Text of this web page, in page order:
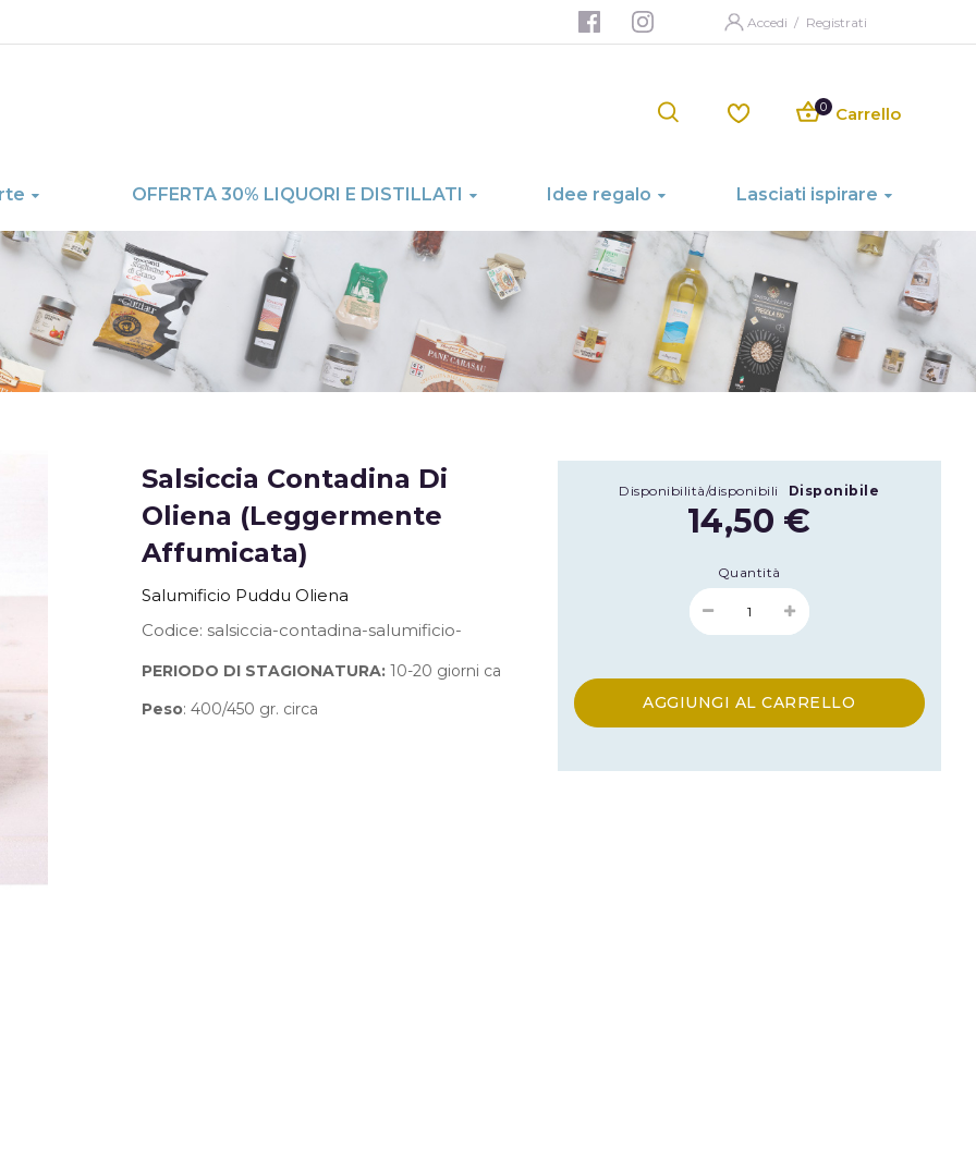
Accedi / Registrati
Carrello
OFFERTA 30% LIQUORI E DISTILLATI Idee regalo Lasciati ispirare
beginning
Salsiccia Contadina Di
Oliena (leggermente
Affumicata)
Salumificio Puddu Oliena
Codice salsiccia-contadina-salumificio-
PERIODO DI STAGIONATURA:10-20 giorni ca
Peso: 400/450 gr. circa
Disponibilità/disponibili Disponibile
14,50 €
Quantità
AGGIUNGI AL CARRELLO